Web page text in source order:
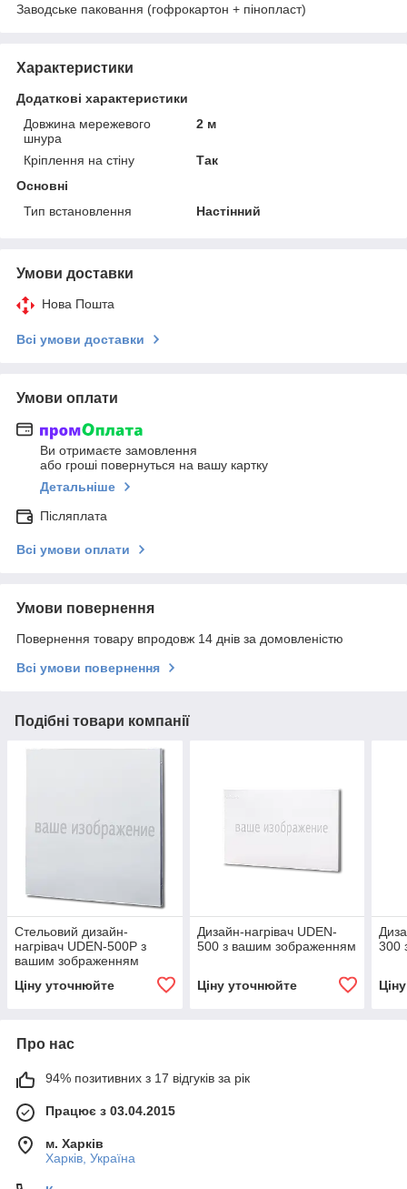
Заводське паковання (гофрокартон + пінопласт)
Характеристики
Додаткові характеристики
Довжина мережевого
шнура
2 м
Кріплення на стіну
Так
Основні
Тип встановлення
Настінний
Умови доставки
Нова Пошта
Всі умови доставки
Умови оплати
Ви отримаєте замовлення
або гроші повернуться на вашу картку
Детальніше
Післяплата
Всі умови оплати
Умови повернення
Повернення товару впродовж 14 днів за домовленістю
Всі умови повернення
Подібні товари компанії
Стельовий дизайн-
нагрівач UDEN-500P з
вашим зображенням
Ціну уточнюйте
Дизайн-нагрівач UDEN-
500 з вашим зображенням
Ціну уточнюйте
300
Про нас
94% позитивних з 17 відгуків за рік
Працює з 03.04.2015
м. Харків
Харків, Україна